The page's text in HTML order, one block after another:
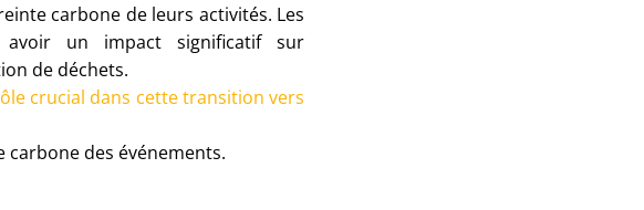
carbone de leurs activités. Les
avoir un impact significatif sur
de déchets.
crucial dans cette transition vers
des événements.